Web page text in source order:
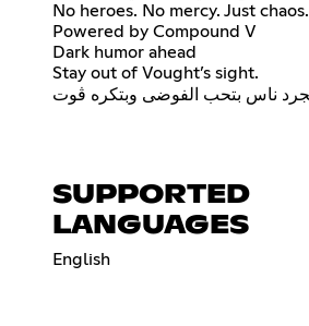
No heroes. No mercy. Just chaos.
Powered by Compound V
Dark humor ahead
Stay out of Vought’s sight.
SUPPORTED
LANGUAGES
English